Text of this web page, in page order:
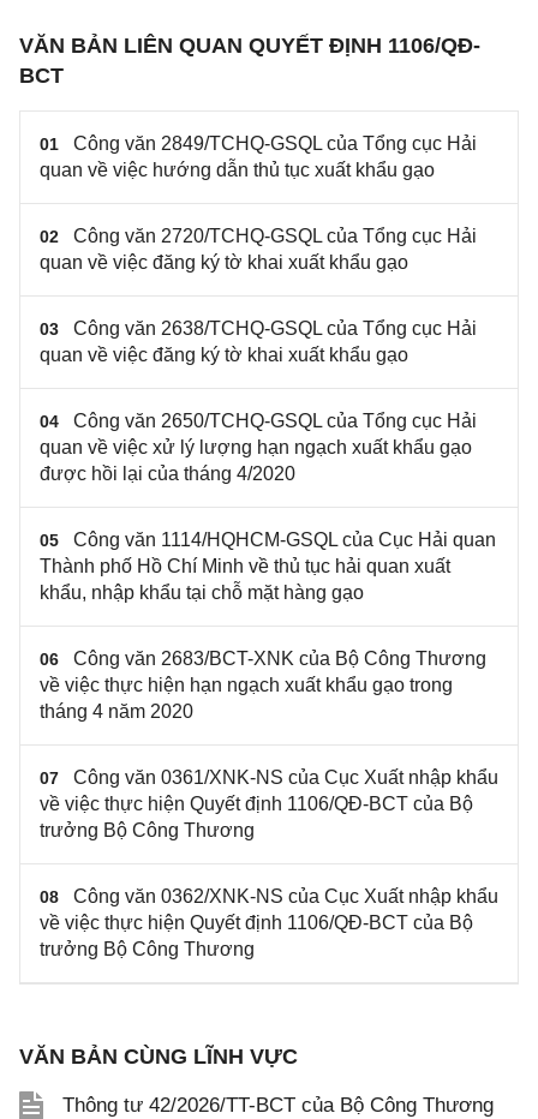
VĂN BẢN LIÊN QUAN QUYẾT ĐỊNH 1106/QĐ-
BCT
01
Công văn 2849/TCHQ-GSQL của Tổng cục Hải
quan về việc hướng dẫn thủ tục xuất khẩu gạo
02
Công văn 2720/TCHQ-GSQL của Tổng cục Hải
quan về việc đăng ký tờ khai xuất khẩu gạo
03
Công văn 2638/TCHQ-GSQL của Tổng cục Hải
quan về việc đăng ký tờ khai xuất khẩu gạo
04
Công văn 2650/TCHQ-GSQL của Tổng cục Hải
quan về việc xử lý lượng hạn ngạch xuất khẩu gạo
được hồi lại của tháng 4/2020
05
Công văn 1114/HQHCM-GSQL của Cục Hải quan
Thành phố Hồ Chí Minh về thủ tục hải quan xuất
khẩu, nhập khẩu tại chỗ mặt hàng gạo
06
Công văn 2683/BCT-XNK của Bộ Công Thương
về việc thực hiện hạn ngạch xuất khẩu gạo trong
tháng 4 năm 2020
07
Công văn 0361/XNK-NS của Cục Xuất nhập khẩu
về việc thực hiện Quyết định 1106/QĐ-BCT của Bộ
trưởng Bộ Công Thương
08
Công văn 0362/XNK-NS của Cục Xuất nhập khẩu
về việc thực hiện Quyết định 1106/QĐ-BCT của Bộ
trưởng Bộ Công Thương
VĂN BẢN CÙNG LĨNH VỰC
Thông tư 42/2026/TT-BCT của Bộ Công Thương